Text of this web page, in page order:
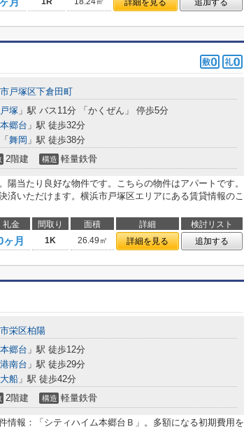
詳細を見る 追加する
戸塚区下倉田町
戸塚 」駅 バス11分 「かくぜん」 停歩5分
本郷台 」駅 徒歩32分
「 舞岡 」駅 徒歩38分
2階建 構造 軽量鉄骨
陽当たり良好な物件です。こちらの物件はアパートです。
済いただけます。横浜市戸塚区エリアにある賃貸情報のこ
礼金 間取り 面積 詳細
検討リスト
ヶ月 1K 26.49㎡ 詳細を見る 追加する
栄区柏陽
本郷台 」駅 徒歩12分
港南台 」駅 徒歩29分
大船 」駅 徒歩42分
2階建 構造 軽量鉄骨
情報：「シティハイム本郷台Ｂ」。多額になる初期費用を